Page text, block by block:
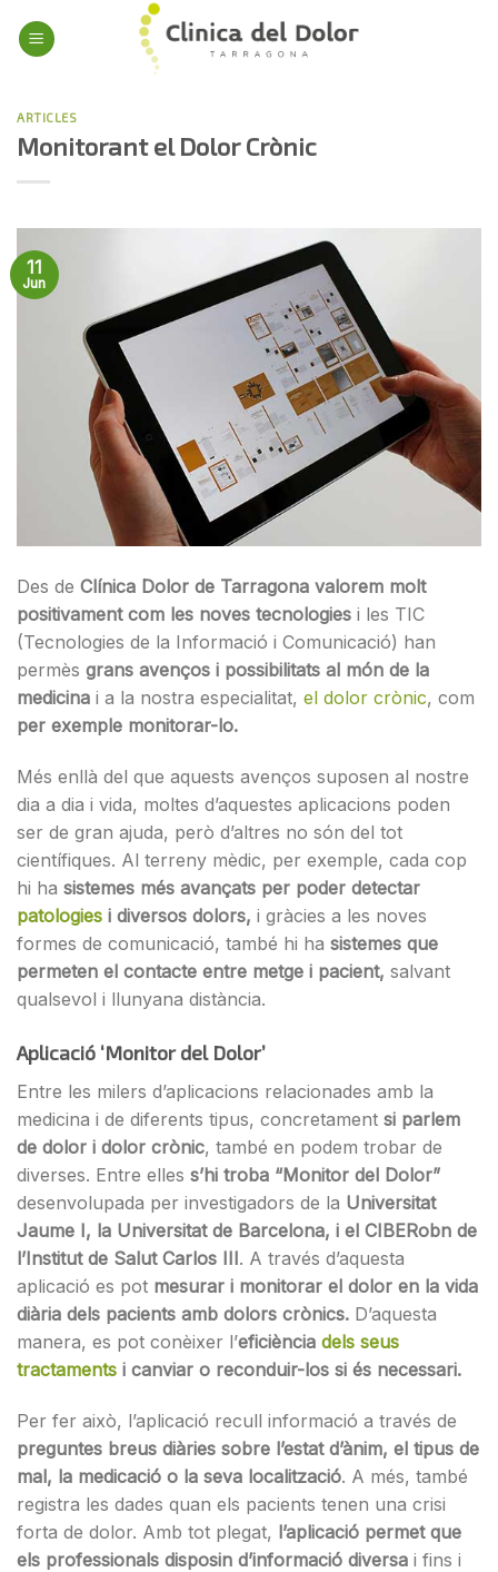
ARTICLES
Monitorant el Dolor Crònic
11
Jun
Des de Clínica Dolor de Tarragona valorem molt
positivament com les noves tecnologies i les TIC
(Tecnologies de la Informació i Comunicació) han
permès grans avenços i possibilitats al món de la
medicina i a la nostra especialitat, el dolor crònic, com
per exemple monitorar-lo.
Més enllà del que aquests avenços suposen al nostre
dia a dia i vida, moltes d’aquestes aplicacions poden
ser de gran ajuda, però d’altres no són del tot
científiques. Al terreny mèdic, per exemple, cada cop
hi ha sistemes més avançats per poder detectar
patologies i diversos dolors, i gràcies a les noves
formes de comunicació, també hi ha sistemes que
permeten el contacte entre metge i pacient, salvant
qualsevol i llunyana distància.
Aplicació ‘Monitor del Dolor’
Entre les milers d’aplicacions relacionades amb la
medicina i de diferents tipus, concretament si parlem
de dolor i dolor crònic, també en podem trobar de
diverses. Entre elles s’hi troba “Monitor del Dolor”
desenvolupada per investigadors de la Universitat
Jaume I, la Universitat de Barcelona, i el CIBERobn de
l’Institut de Salut Carlos III. A través d’aquesta
aplicació es pot mesurar i monitorar el dolor en la vida
diària dels pacients amb dolors crònics. D’aquesta
manera, es pot conèixer l’eficiència dels seus
tractaments i canviar o reconduir-los si és necessari.
Per fer això, l’aplicació recull informació a través de
preguntes breus diàries sobre l’estat d’ànim, el tipus de
mal, la medicació o la seva localització. A més, també
registra les dades quan els pacients tenen una crisi
forta de dolor. Amb tot plegat, l’aplicació permet que
els professionals disposin d’informació diversa i fins i